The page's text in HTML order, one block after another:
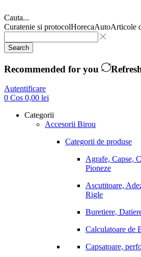
Cauta...
Curatenie si protocolHorecaAutoArticole
Search
Recommended for you
Autentificare
0 Cos 0,00 lei
Categorii
Accesorii Birou
Categorii de produse
Agrafe, Capse,
Pioneze
Ascutitoare,
Rigle
Buretiere,
Calculatoare de
Capsatoare,